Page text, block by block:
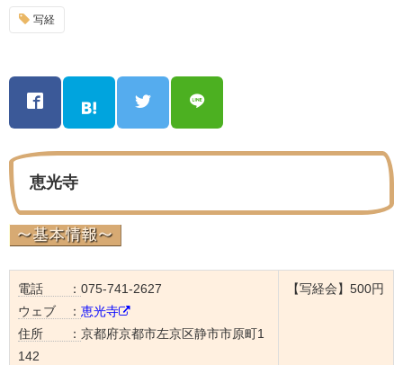
写経
恵光寺
電話 ： 075-741-2627
ウェブ ： 恵光寺
住所 ： 京都府京都市左京区静市市原町1
142
【写経会】500円